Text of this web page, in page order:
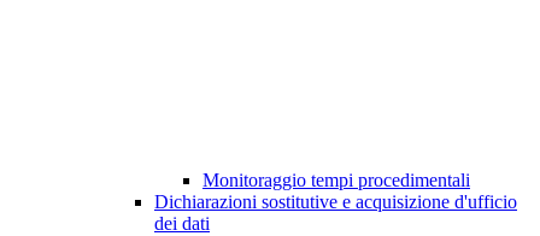
Monitoraggio tempi procedimentali
Dichiarazioni sostitutive e acquisizione d'ufficio
dei dati